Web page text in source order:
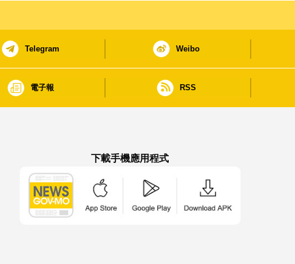
Telegram Weibo
電子報 RSS
下載手機應用程式